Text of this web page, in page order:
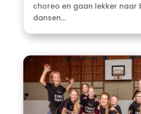
choreo en gaan lekker naar
dansen...